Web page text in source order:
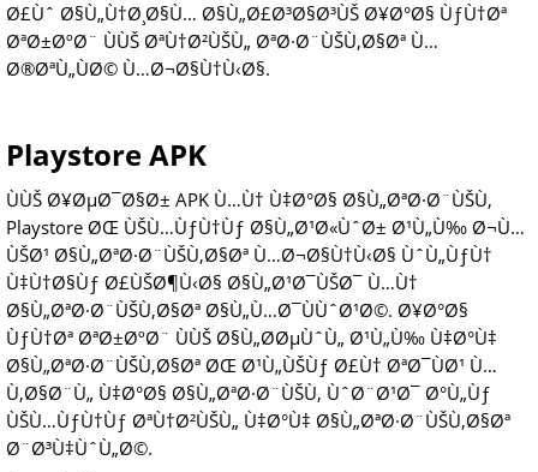
Ø£Ùˆ Ø§Ù„Ù†Ø¸Ø§Ù… Ø§Ù„Ø£Ø³Ø§Ø³ÙŠ Ø¥Ø°Ø§ ÙƒÙ†Øª
ØªØ±ØºØ¨ ÙÙŠ ØªÙ†Ø²ÙŠÙ„ ØªØ·Ø¨ÙŠÙ‚Ø§Øª Ù…
Ø®ØªÙ„ÙØ© Ù…Ø¬Ø§Ù†Ù‹Ø§.
Playstore APK
ÙÙŠ Ø¥ØµØ¯Ø§Ø± APK Ù…Ù† Ù‡Ø°Ø§ Ø§Ù„ØªØ·Ø¨ÙŠÙ‚
Playstore ØŒ ÙŠÙ…ÙƒÙ†Ùƒ Ø§Ù„Ø¹Ø«ÙˆØ± Ø¹Ù„Ù‰ Ø¬Ù…
ÙŠØ¹ Ø§Ù„ØªØ·Ø¨ÙŠÙ‚Ø§Øª Ù…Ø¬Ø§Ù†Ù‹Ø§ ÙˆÙ„ÙƒÙ†
Ù‡Ù†Ø§Ùƒ Ø£ÙŠØ¶Ù‹Ø§ Ø§Ù„Ø¹Ø¯ÙŠØ¯ Ù…Ù†
Ø§Ù„ØªØ·Ø¨ÙŠÙ‚Ø§Øª Ø§Ù„Ù…Ø¯ÙÙˆØ¹Ø©. Ø¥Ø°Ø§
ÙƒÙ†Øª ØªØ±ØºØ¨ ÙÙŠ Ø§Ù„Ø­ØµÙˆÙ„ Ø¹Ù„Ù‰ Ù‡Ø°Ù‡
Ø§Ù„ØªØ·Ø¨ÙŠÙ‚Ø§Øª ØŒ Ø¹Ù„ÙŠÙƒ Ø£Ù† ØªØ¯ÙØ¹ Ù…
Ù‚Ø§Ø¨Ù„ Ù‡Ø°Ø§ Ø§Ù„ØªØ·Ø¨ÙŠÙ‚ ÙˆØ¨Ø¹Ø¯ Ø°Ù„Ùƒ
ÙŠÙ…ÙƒÙ†Ùƒ ØªÙ†Ø²ÙŠÙ„ Ù‡Ø°Ù‡ Ø§Ù„ØªØ·Ø¨ÙŠÙ‚Ø§Øª
Ø¨Ø³Ù‡ÙˆÙ„Ø©.